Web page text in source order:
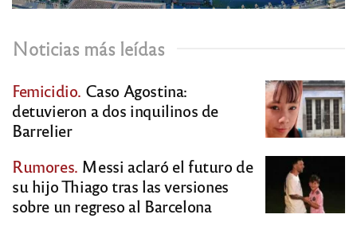
Noticias más leídas
Femicidio. Caso Agostina:
detuvieron a dos inquilinos de
Barrelier
Rumores. Messi aclaró el futuro de
su hijo Thiago tras las versiones
sobre un regreso al Barcelona